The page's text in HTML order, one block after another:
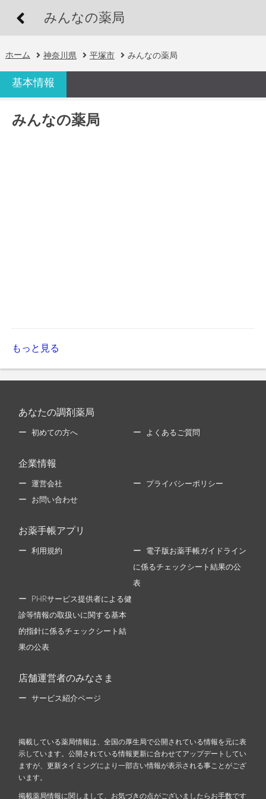
みんなの薬局
ホーム 神奈川県 平塚市 みんなの薬局
基本情報
みんなの薬局
もっと見る
あなたの調剤薬局
初めての方へ よくあるご質問
企業情報
運営会社 プライバシーポリシー
お問い合わせ
お薬手帳アプリ
利用規約 電子版お薬手帳ガイドライン
に係るチェックシート結果の公
表
PHRサービス提供者による健
診等情報の取扱いに関する基本
的指針に係るチェックシート結
果の公表
店舗運営者のみなさま
サービス紹介ページ
掲載している薬局情報は、全国の厚生局で公開されている情報を元に表
示しています。公開されている情報更新に合わせてアップデートしてい
ますが、更新タイミングにより一部古い情報が表示される事ことがござ
います。
掲載薬局情報に関しまして、お気づきの点がございましたらお手数です